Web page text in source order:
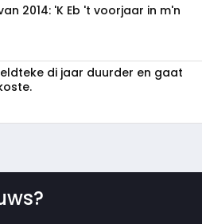
2014: 'K Eb 't voorjaar in m'n
di jaar duurder en gaat